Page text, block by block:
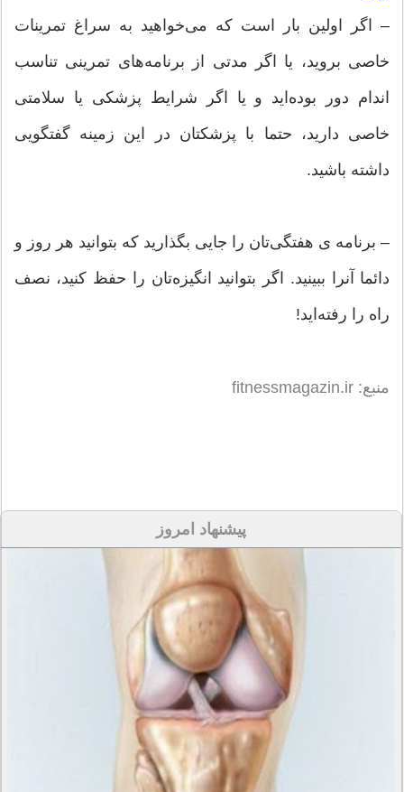
– اگر اولین بار است که می‌خواهید به سراغ تمرینات
خاصی بروید، یا اگر مدتی از برنامه‌های تمرینی تناسب
اندام دور بوده‌اید و یا اگر شرایط پزشکی یا سلامتی
خاصی دارید، حتما با پزشکتان در این زمینه گفتگویی
داشته باشید.
– برنامه ی هفتگی‌تان را جایی بگذارید که بتوانید هر روز و
دائما آنرا ببینید. اگر بتوانید انگیزه‌تان را حفظ کنید، نصف
راه را رفته‌اید!
منبع: fitnessmagazin.ir
پیشنهاد امروز